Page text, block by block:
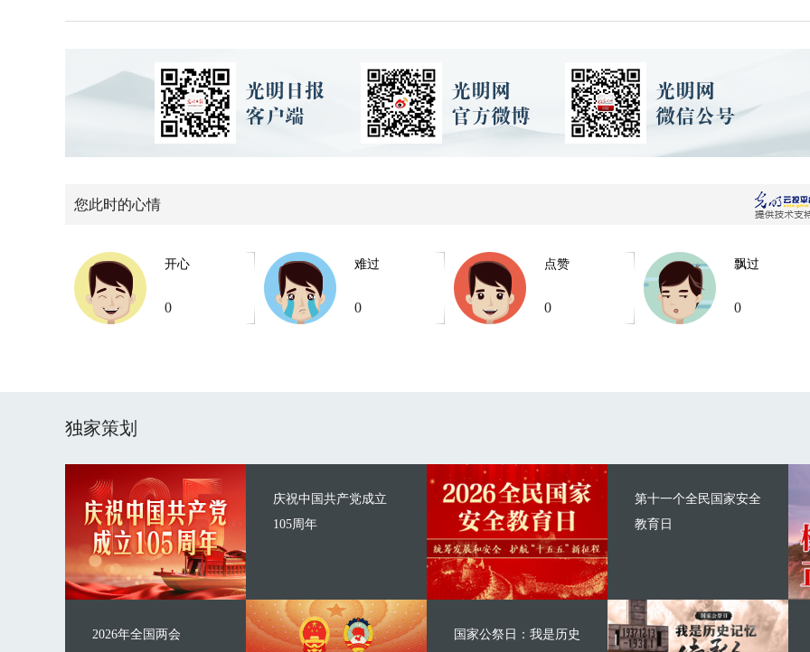
您此时的心情
开心
0
难过
0
点赞
0
飘过
0
独家策划
庆祝中国共产党成立
105周年
2026年全国两会
第十一个全民国家安全
教育日
国家公祭日：我是历史